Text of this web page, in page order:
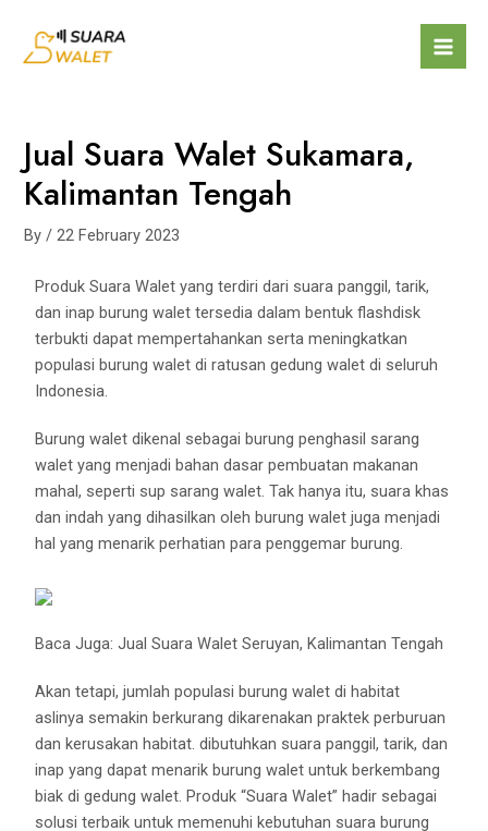
Jual Suara Walet Sukamara,
Kalimantan Tengah
By/22 February 2023
Produk Suara Walet yang terdiri dari suara panggil, tarik,
dan inap burung walet tersedia dalam bentuk flashdisk
terbukti dapat mempertahankan serta meningkatkan
populasi burung walet di ratusan gedung walet di seluruh
Indonesia.
Burung walet dikenal sebagai burung penghasil sarang
walet yang menjadi bahan dasar pembuatan makanan
mahal, seperti sup sarang walet. Tak hanya itu, suara khas
dan indah yang dihasilkan oleh burung walet juga menjadi
hal yang menarik perhatian para penggemar burung.
Baca Juga:Jual Suara Walet Seruyan, Kalimantan Tengah
Akan tetapi, jumlah populasi burung walet di habitat
aslinya semakin berkurang dikarenakan praktek perburuan
dan kerusakan habitat. dibutuhkan suara panggil, tarik, dan
inap yang dapat menarik burung walet untuk berkembang
biak di gedung walet. Produk “Suara Walet” hadir sebagai
solusi terbaik untuk memenuhi kebutuhan suara burung